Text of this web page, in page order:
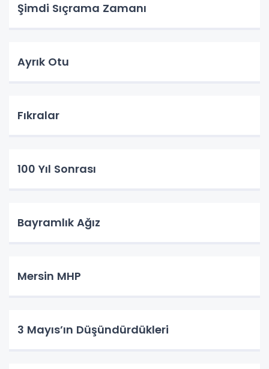
Şimdi Sıçrama Zamanı
Ayrık Otu
Fıkralar
100 Yıl Sonrası
Bayramlık Ağız
Mersin MHP
3 Mayıs’ın Düşündürdükleri